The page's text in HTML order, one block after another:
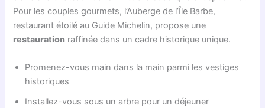
Pour les couples gourmets, l’Auberge de l’Île Barbe,
restaurant étoilé au Guide Michelin, propose une
restauration raffinée dans un cadre historique unique.
Promenez-vous main dans la main parmi les vestiges
historiques
Installez-vous sous un arbre pour un déjeuner